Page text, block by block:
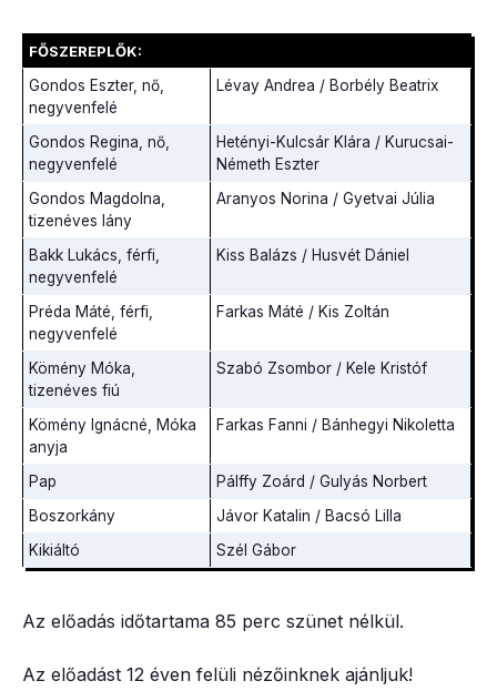
FŐSZEREPLŐK:
Gondos Eszter, nő,
negyvenfelé
Lévay Andrea / Borbély Beatrix
Gondos Regina, nő,
negyvenfelé
Hetényi-Kulcsár Klára / Kurucsai-
Németh Eszter
Gondos Magdolna,
tizenéves lány
Aranyos Norina / Gyetvai Júlia
Bakk Lukács, férfi,
negyvenfelé
Kiss Balázs / Husvét Dániel
Préda Máté, férfi,
negyvenfelé
Farkas Máté / Kis Zoltán
Kömény Móka,
tizenéves fiú
Szabó Zsombor / Kele Kristóf
Kömény Ignácné, Móka
anyja
Farkas Fanni / Bánhegyi Nikoletta
Pap
Pálffy Zoárd / Gulyás Norbert
Boszorkány
Jávor Katalin / Bacsó Lilla
Kikiáltó
Szél Gábor
Az előadás időtartama 85 perc szünet nélkül.
Az előadást 12 éven felüli nézőinknek ajánljuk!